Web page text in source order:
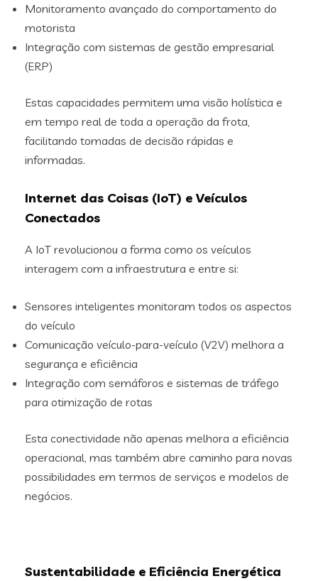
Monitoramento avançado do comportamento do
motorista
Integração com sistemas de gestão empresarial
(ERP)
Estas capacidades permitem uma visão holística e
em tempo real de toda a operação da frota,
facilitando tomadas de decisão rápidas e
informadas.
Internet das Coisas (IoT) e Veículos
Conectados
A IoT revolucionou a forma como os veículos
interagem com a infraestrutura e entre si:
Sensores inteligentes monitoram todos os aspectos
do veículo
Comunicação veículo-para-veículo (V2V) melhora a
segurança e eficiência
Integração com semáforos e sistemas de tráfego
para otimização de rotas
Esta conectividade não apenas melhora a eficiência
operacional, mas também abre caminho para novas
possibilidades em termos de serviços e modelos de
negócios.
Sustentabilidade e Eficiência Energética